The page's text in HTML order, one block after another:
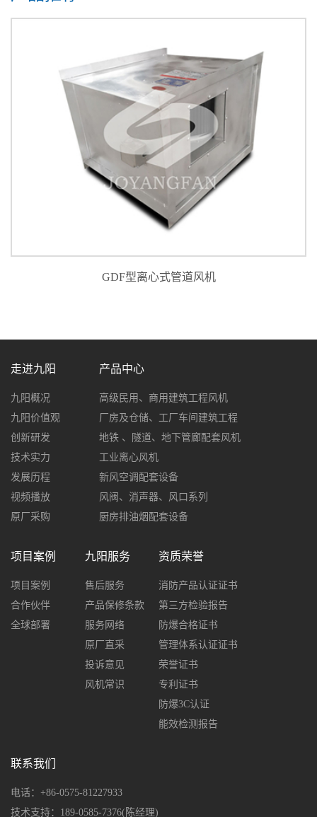
GDF型离心式管道风机
走进九阳
九阳概况
九阳价值观
创新研发
技术实力
发展历程
视频播放
原厂采购
产品中心
高级民用、商用建筑工程风机
厂房及仓储、工厂车间建筑工程
地铁 、隧道、地下管廊配套风机
工业离心风机
新风空调配套设备
风阀、消声器、风口系列
厨房排油烟配套设备
项目案例
项目案例
合作伙伴
全球部署
九阳服务
售后服务
产品保修条款
服务网络
原厂直采
投诉意见
风机常识
资质荣誉
消防产品认证证书
第三方检验报告
防爆合格证书
管理体系认证证书
荣誉证书
专利证书
防爆3C认证
能效检测报告
联系我们
电话：+86-0575-81227933
技术支持：189-0585-7376(陈经理)